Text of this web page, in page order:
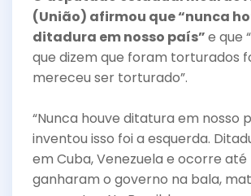
(União) afirmou que “nunca
ditadura em nosso país”e que
que dizem que foram torturados
mereceu ser torturado”.
“Nunca houve ditatura em nosso
inventou isso foi a esquerda.
em Cuba, Venezuela e ocorre até
ganharam o governo na bala,